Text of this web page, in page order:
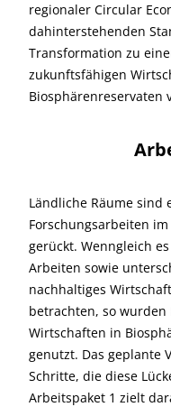
regionaler Circular
dahinterstehenden
Transformation zu
zukunftsfähigen
Biosphärenreservaten
Ländliche Räume sind
Forschungsarbeiten
gerückt. Wenngleich
Arbeiten sowie
nachhaltiges
betrachten, so
Wirtschaften in
genutzt. Das geplante
Schritte, die diese
Arbeitspaket 1 zielt